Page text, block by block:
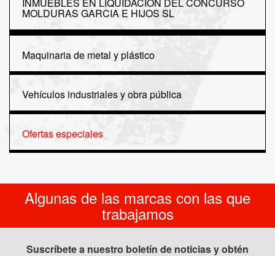
INMUEBLES EN LIQUIDACION DEL CONCURSO
MOLDURAS GARCIA E HIJOS SL
Maquinaria de metal y plástico
Vehículos industriales y obra pública
Ofertas especiales
Algunas de las marcas con las que
trabajamos
Suscríbete a nuestro boletín de noticias y obtén